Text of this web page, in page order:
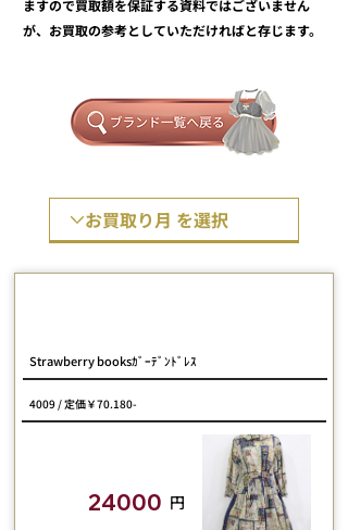
ますので買取額を保証する資料ではございません
が、お買取の参考としていただければと存じます。
Strawberry booksｶﾞｰﾃﾞﾝﾄﾞﾚｽ
4009 / 定価￥70.180-
24000 円